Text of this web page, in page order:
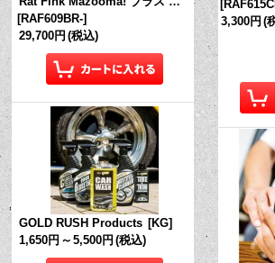
[RAF609BR-]
29,700円 (税込)
GOLD RUSH Products [KG]
1,650円 ～ 5,500円 (税込)
[
3,300円 (